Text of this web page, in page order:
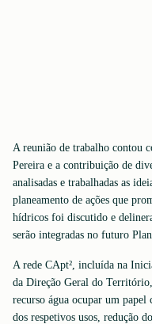
A reunião de trabalho contou
Pereira e a contribuição de
analisadas e trabalhadas as
planeamento de ações que
hídricos foi discutido e
serão integradas no futuro
A rede CApt², incluída na
da Direção Geral do
recurso água ocupar um
dos respetivos usos, redução